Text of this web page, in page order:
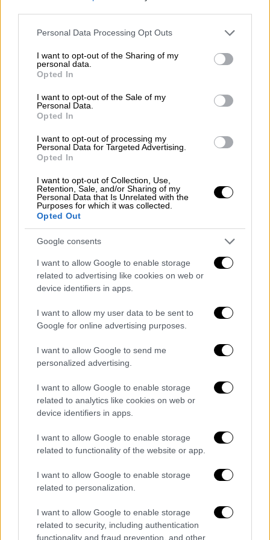
Please note that this website/app uses one or more Google
not limited to your visit or usage behaviour. You may click to
grant or deny consent to Google and its third-party tags to
use your data for below specified purposes in below Google
consent section.
Personal Data Processing Opt Outs
I want to opt-out of the Sharing of my
personal data.
Opted In
I want to opt-out of the Sale of my
Personal Data.
Opted In
I want to opt-out of processing my
Personal Data for Targeted Advertising.
Opted In
I want to opt-out of Collection, Use,
Retention, Sale, and/or Sharing of my
Personal Data that Is Unrelated with the
Purposes for which it was collected.
Opted Out
Google consents
I want to allow Google to enable storage
related to advertising like cookies on web or
device identifiers in apps.
I want to allow my user data to be sent to
Google for online advertising purposes.
I want to allow Google to send me
personalized advertising.
I want to allow Google to enable storage
related to analytics like cookies on web or
device identifiers in apps.
I want to allow Google to enable storage
related to functionality of the website or app.
I want to allow Google to enable storage
related to personalization.
I want to allow Google to enable storage
related to security, including authentication
functionality and fraud prevention, and other
δημοσιογράφους μίλησε και ο
δικηγόρος του
Φιλιππίδη, Μιχάλης Δημητρακόπουλος, ο
οποίος τόνισε πως
άσκηση έφεσης και αναίρεσης της απόφασης
στον Άρειο Πάγο.
Η εισαγγελική πρόταση για απαλλαγή
εισαγγελέας της έδρας ο οποίος επισήμανε
σοβαρές αντιφάσεις στην κατάθεση της
πρώτης καταγγέλλουσας και υποστήριξε
πως τα περιστατικά ταιριάζουν
περισσότερο με μία ερωτική σχέση που
έληξε πρόσφατα, παρά με βιασμό. Πριν
καταδικαστεί και σε δεύτερο βαθμό, ο
Φιλιππίδης κατά την απολογία του αρνήθηκε
τις κατηγορίες και υποστήριξε πως οι
σεξουαλικές πράξεις ήταν συναινετικές.
Προχώρησε, επίσης, στην κατηγορία κατά
των τότε μελών του ΔΣ του ΣΕΗ. Ο
πρωτοβάθμιο δικαστήριο, το οποίο του
επέβαλλε κάθειρξη οκτώ ετών με αναστολή.
Η ποινή και η απόφαση
Στο Εφετείο, 14 δικαστές (6 τακτικοί και 8
ένορκοι) τον έκριναν ομόφωνα ένοχο,
απορρίπτοντας την εισαγγελική πρόταση και
τις αιτιάσεις της υπεράσπισης. Ωστόσο,
υπήρξεδιαφωνία για το ύψοςτης ποινής: με
οριακή πλειοψηφία 4-3, του επιβλήθηκε η